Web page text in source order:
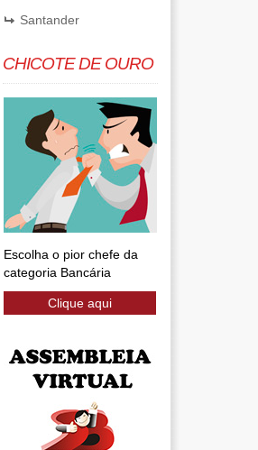
Santander
CHICOTE DE OURO
Escolha o pior chefe da
categoria Bancária
Clique aqui